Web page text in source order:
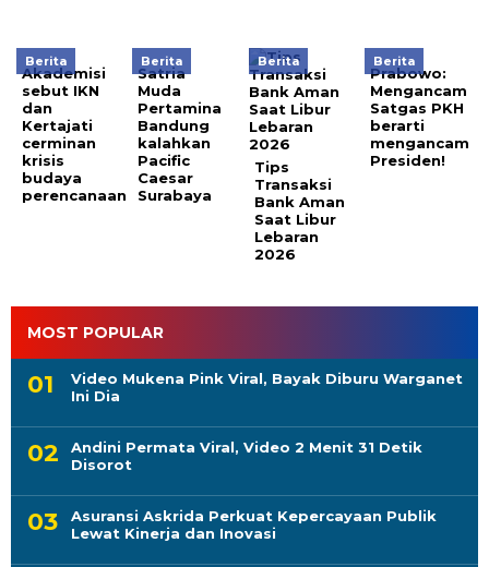
Berita
Akademisi
sebut IKN
dan
Kertajati
cerminan
krisis
budaya
perencanaan
Berita
Satria
Muda
Pertamina
Bandung
kalahkan
Pacific
Caesar
Surabaya
Berita
Tips
Transaksi
Bank Aman
Saat Libur
Lebaran
2026
Berita
Prabowo:
Mengancam
Satgas PKH
berarti
mengancam
Presiden!
MOST POPULAR
Video Mukena Pink Viral, Bayak Diburu Warganet
Ini Dia
Andini Permata Viral, Video 2 Menit 31 Detik
Disorot
Asuransi Askrida Perkuat Kepercayaan Publik
Lewat Kinerja dan Inovasi